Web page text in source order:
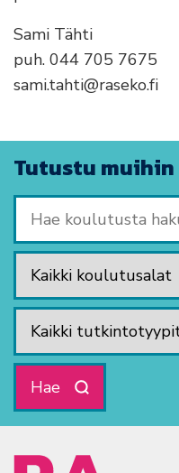
Sami Tähti
puh. 044 705 7675
sami.tahti@raseko.fi
Tutustu
Valitse koulutusala
Valitse tutkintotyyppi